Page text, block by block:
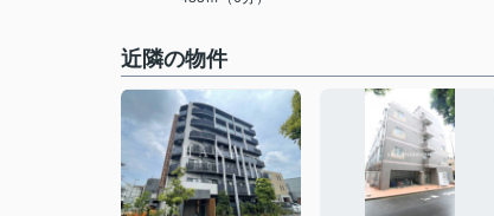
近隣の物件